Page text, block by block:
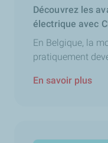
Découvrez les
électrique avec
En Belgique, la
pratiquement
En savoir plus